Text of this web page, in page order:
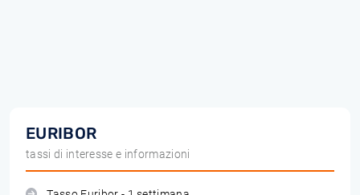
EURIBOR
tassi di interesse e informazioni